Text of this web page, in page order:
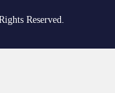
Reserved.